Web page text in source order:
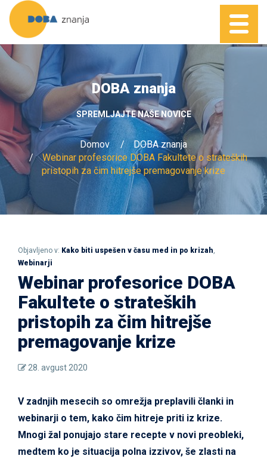
DOBA znanja
SPREMLJAJTE NAŠE NOVICE
Domov
DOBA znanja
Webinar profesorice DOBA Fakultete o strateških
pristopih za čim hitrejše premagovanje krize
Objavljeno v: Kako biti uspešen v času med in po krizah,
Webinarji
Webinar profesorice DOBA
Fakultete o strateških
pristopih za čim hitrejše
premagovanje krize
28. avgust 2020
V zadnjih mesecih so omrežja preplavili članki in
webinarji o tem, kako čim hitreje priti iz krize.
Mnogi žal ponujajo stare recepte v novi preobleki,
medtem ko je situacija polna izzivov, še zlasti na